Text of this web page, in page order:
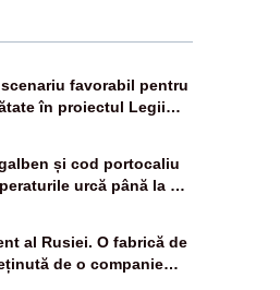
favorabil pentru
în proiectul Legii
și cod portocaliu
urcă până la 38
devin tropicale
al Rusiei. O fabrică de
de o companie
de o rachetă rusească